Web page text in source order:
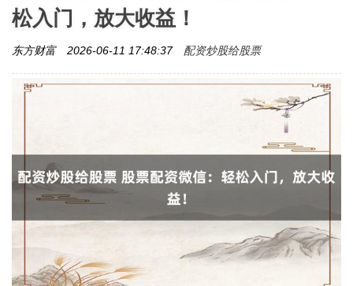
松入门，放大收益！
东方财富 2026-06-11 17:48:37 配资炒股给股票